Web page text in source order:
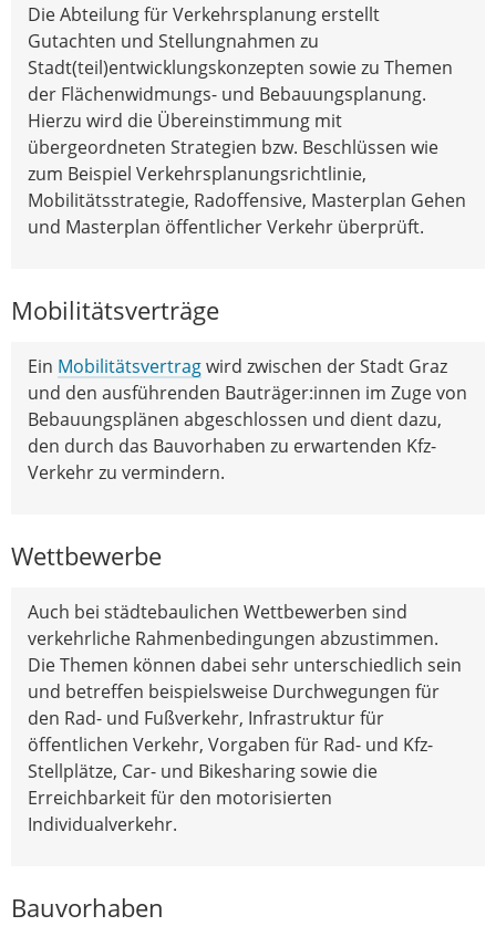
Die Abteilung für Verkehrsplanung erstellt
Gutachten und Stellungnahmen zu
Stadt(teil)entwicklungskonzepten sowie zu Themen
der Flächenwidmungs- und Bebauungsplanung.
Hierzu wird die Übereinstimmung mit
übergeordneten Strategien bzw. Beschlüssen wie
zum Beispiel Verkehrsplanungsrichtlinie,
Mobilitätsstrategie, Radoffensive, Masterplan Gehen
und Masterplan öffentlicher Verkehr überprüft.
Mobilitätsverträge
Ein Mobilitätsvertragwird zwischen der Stadt Graz
und den ausführenden Bauträger:innen im Zuge von
Bebauungsplänen abgeschlossen und dient dazu,
den durch das Bauvorhaben zu erwartenden Kfz-
Verkehr zu vermindern.
Wettbewerbe
Auch bei städtebaulichen Wettbewerben sind
verkehrliche Rahmenbedingungen abzustimmen.
Die Themen können dabei sehr unterschiedlich sein
und betreffen beispielsweise Durchwegungen für
den Rad- und Fußverkehr, Infrastruktur für
öffentlichen Verkehr, Vorgaben für Rad- und Kfz-
Stellplätze, Car- und Bikesharing sowie die
Erreichbarkeit für den motorisierten
Individualverkehr.
Bauvorhaben